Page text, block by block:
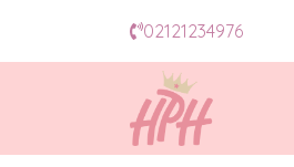
02121234976